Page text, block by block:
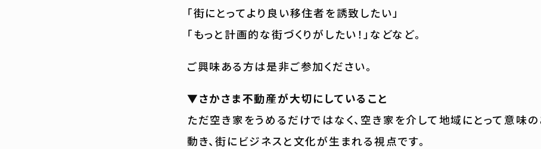
「街にとってより良い移住者を誘致したい」
「もっと計画的な街づくりがしたい！」などなど。
ご興味ある方は是非ご参加ください。
▼さかさま不動産が大切にしていること
ただ空き家をうめるだけではなく、空き家を介して地域にとって意味
動き、街にビジネスと文化が生まれる視点です。